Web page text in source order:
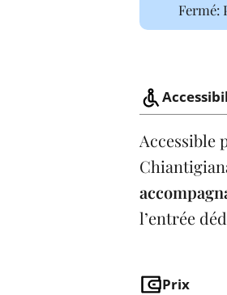
Fermé:
Accessible
l’entrée
Prix